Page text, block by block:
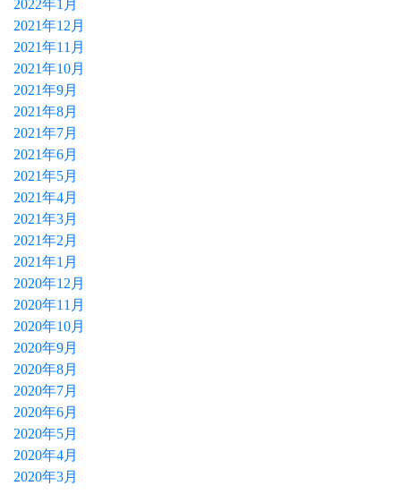
2022年1月
2021年12月
2021年11月
2021年10月
2021年9月
2021年8月
2021年7月
2021年6月
2021年5月
2021年4月
2021年3月
2021年2月
2021年1月
2020年12月
2020年11月
2020年10月
2020年9月
2020年8月
2020年7月
2020年6月
2020年5月
2020年4月
2020年3月